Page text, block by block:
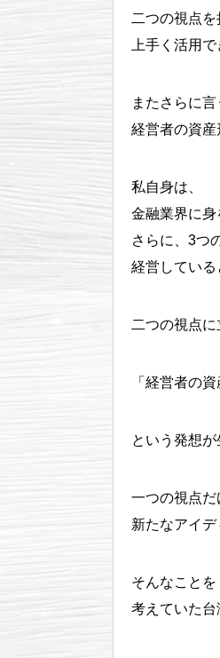
二つの視点
上手く活用
またさらに言
経営者の資産
私自身は、
金融業界に身
さらに、3つ
経営している
二つの視点に
「経営者の資
という発想が
一つの視点だ
新たなアイデ
そんなことを
考えていた台